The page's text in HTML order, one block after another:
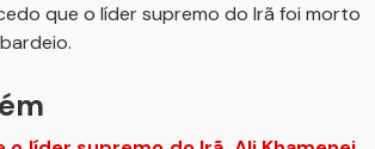
que o líder supremo do Irã foi morto